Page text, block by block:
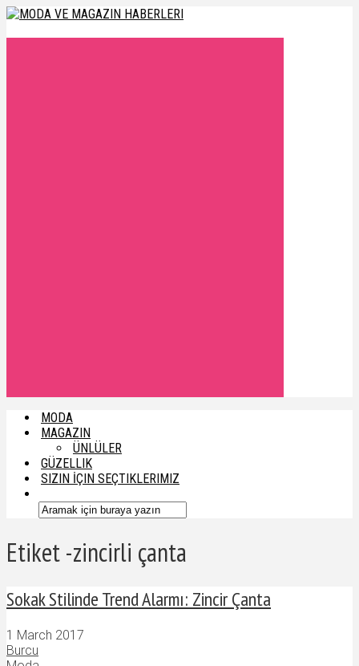
MODA
MAGAZIN
ÜNLÜLER
GÜZELLIK
SIZIN İÇIN SEÇTIKLERIMIZ
Etiket -zincirli çanta
Sokak Stilinde Trend Alarmı: Zincir Çanta
1 March 2017
Burcu